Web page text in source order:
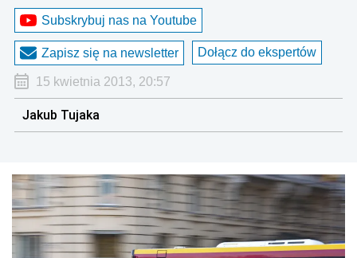
Subskrybuj nas na Youtube
Zapisz się na newsletter Dołącz do ekspertów
15 kwietnia 2013, 20:57
Jakub Tujaka